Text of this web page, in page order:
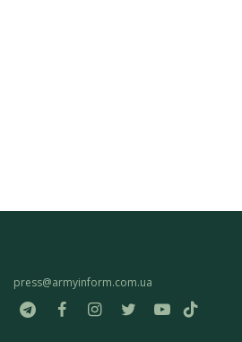
press@armyinform.com.ua